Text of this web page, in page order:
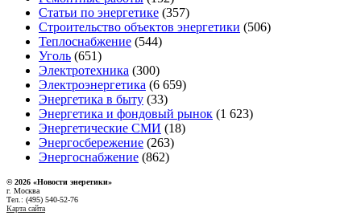
Статьи по энергетике (357)
Строительство объектов энергетики (506)
Теплоснабжение (544)
Уголь (651)
Электротехника (300)
Электроэнергетика (6 659)
Энергетика в быту (33)
Энергетика и фондовый рынок (1 623)
Энергетические СМИ (18)
Энергосбережение (263)
Энергоснабжение (862)
© 2026 «Новости энеретики»
г. Москва
Тел.: (495) 540-52-76
Карта сайта